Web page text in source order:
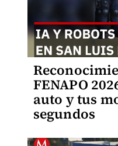
FENAPO
auto y tus
segundos